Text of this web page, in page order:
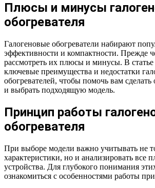
Плюсы и минусы
обогревателя
Галогеновые обогреватели набирают
эффективности и компактности. Прежде
рассмотреть их плюсы и минусы. В
ключевые преимущества и недостатки
обогревателей, чтобы помочь вам
и выбрать подходящую модель.
Принцип работы
обогревателя
При выборе модели важно учитывать не
характеристики, но и анализировать
устройства. Для глубокого понимания
ознакомиться с особенностями работы